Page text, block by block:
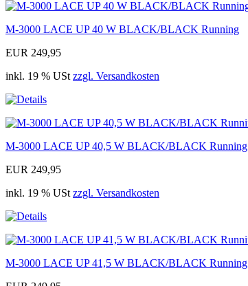
M-3000 LACE UP 40 W BLACK/BLACK Running
EUR 249,95
inkl. 19 % USt zzgl. Versandkosten
M-3000 LACE UP 40,5 W BLACK/BLACK Running
EUR 249,95
inkl. 19 % USt zzgl. Versandkosten
M-3000 LACE UP 41,5 W BLACK/BLACK Running